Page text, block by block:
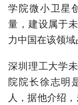
学院微小卫星
量，建设属于
力中国在该领域
深圳理工大学
院院长徐志明
人，据他介绍